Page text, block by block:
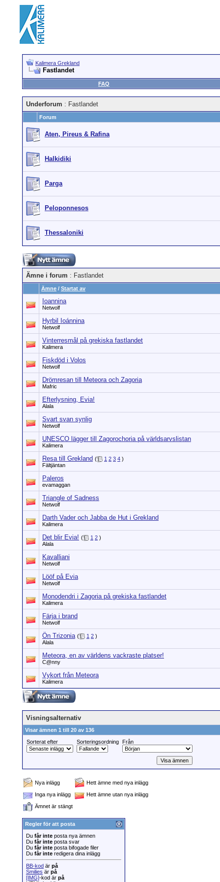
Kalimera Grekland
Fastlandet
FAQ
Underforum : Fastlandet
Forum
Aten, Pireus & Rafina
Halkidiki
Parga
Peloponnesos
Thessaloniki
Ämne i forum : Fastlandet
Ämne / Startat av
Ioannina
Netwolf
Hyrbil Ioánnina
Netwolf
Vinterresmål på grekiska fastlandet
Kalimera
Fiskdöd i Volos
Netwolf
Drömresan till Meteora och Zagoria
Mafric
Efterlysning, Evia!
Alala
Svart svan synlig
Netwolf
UNESCO lägger till Zagorochoria på världsarvslistan
Kalimera
Resa till Grekland ( 1 2 3 4 )
Fältjäntan
Paleros
evamaggan
Triangle of Sadness
Netwolf
Darth Vader och Jabba de Hut i Grekland
Kalimera
Det blir Evia! ( 1 2 )
Alala
Kavalliani
Netwolf
Lööf på Evia
Netwolf
Monodendri i Zagoria på grekiska fastlandet
Kalimera
Färja i brand
Netwolf
Ön Trizonia ( 1 2 )
Alala
Meteora, en av världens vackraste platser!
C@nny
Vykort från Meteora
Kalimera
Visningsalternativ
Visar ämnen 1 till 20 av 136
Sorterat efter
Sorteringsordning Från
Nya inlägg
Hett ämne med nya inlägg
Inga nya inlägg
Hett ämne utan nya inlägg
Ämnet är stängt
Regler för att posta
Du får inte posta nya ämnen
Du får inte posta svar
Du får inte posta bifogade filer
Du får inte redigera dina inlägg
BB-kod är på
Smilies är på
[IMG]-kod är på